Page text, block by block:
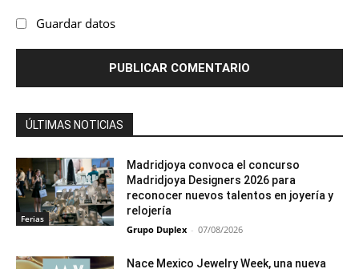
Guardar datos
ÚLTIMAS NOTICIAS
Ferias
Madridjoya convoca el concurso
Madridjoya Designers 2026 para
reconocer nuevos talentos en joyería y
relojería
Grupo Duplex - 07/08/2026
Nace Mexico Jewelry Week, una nueva